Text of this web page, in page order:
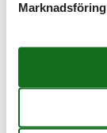
Parasoll
High Chair
Building status
Marknadsföring